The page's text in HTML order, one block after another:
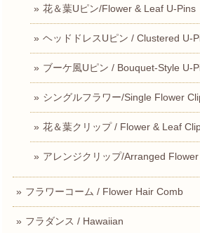
花＆葉Uピン/Flower & Leaf U-Pins
ヘッドドレスUピン / Clustered U-
ブーケ風Uピン / Bouquet-Style U-
シングルフラワー/Single Flower
花＆葉クリップ / Flower & Leaf
アレンジクリップ/Arranged
フラワーコーム / Flower Hair Comb
フラダンス / Hawaiian